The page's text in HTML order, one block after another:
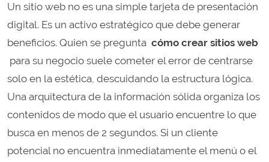
Un sitio web no es una simple tarjeta de presentación
digital. Es un activo estratégico que debe generar
beneficios. Quien se pregunta cómo crear sitios web
para su negocio suele cometer el error de centrarse
solo en la estética, descuidando la estructura lógica.
Una arquitectura de la información sólida organiza los
contenidos de modo que el usuario encuentre lo que
busca en menos de 2 segundos. Si un cliente
potencial no encuentra inmediatamente el menú o el